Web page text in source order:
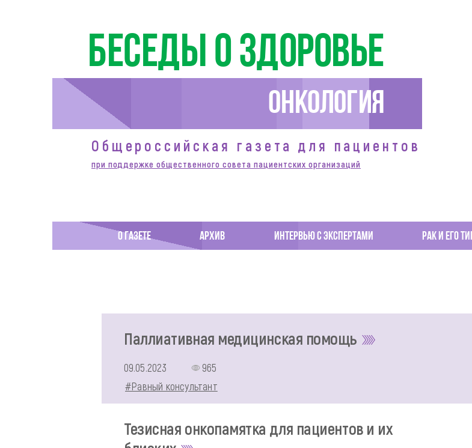
Беседы о здоровье
Онкология
Общероссийская газета для пациентов
при поддержке общественного совета пациентских организаций
О ГАЗЕТЕ АРХИВ Интервью с экспертами Рак и его
Паллиативная медицинская помощь
09.05.2023
965
#Равный консультант
Тезисная онкопамятка для пациентов и их